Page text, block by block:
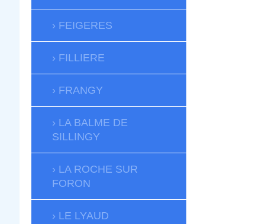
FEIGERES
FILLIERE
FRANGY
LA BALME DE
SILLINGY
LA ROCHE SUR
FORON
LE LYAUD